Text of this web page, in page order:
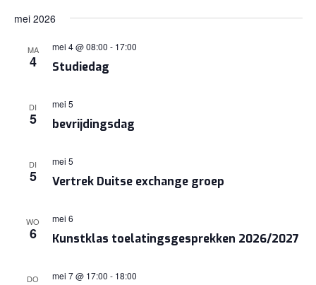
mei 2026
MA
4 Studiedag
mei 4 @ 08:00 - 17:00
DI
5 bevrijdingsdag
mei 5
DI
5 Vertrek Duitse exchange groep
mei 5
WO
6 Kunstklas toelatingsgesprekken 2026/2027
mei 6
DO mei 7 @ 17:00 - 18:00